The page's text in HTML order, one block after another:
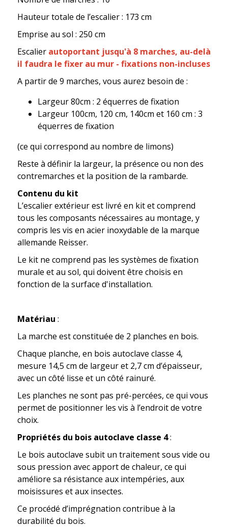
Hauteur totale de l’escalier : 173 cm
Emprise au sol : 250 cm
Escalier autoportant jusqu'à 8 marches, au-delà
il faudra le fixer au mur - fixations non-incluses
A partir de 9 marches, vous aurez besoin de :
Largeur 80cm : 2 équerres de fixation
Largeur 100cm, 120 cm, 140cm et 160 cm : 3
équerres de fixation
(ce qui correspond au nombre de limons)
Reste à définir la largeur, la présence ou non des
contremarches et la position de la rambarde.
Contenu du kit
L’escalier extérieur est livré en kit et comprend
tous les composants nécessaires au montage, y
compris les vis en acier inoxydable de la marque
allemande Reisser.
Le kit ne comprend pas les systèmes de fixation
murale et au sol, qui doivent être choisis en
fonction de la surface d'installation.
Matériau :
La marche est constituée de 2 planches en bois.
Chaque planche, en bois autoclave classe 4,
mesure 14,5 cm de largeur et 2,7 cm d’épaisseur,
avec un côté lisse et un côté rainuré.
Les planches ne sont pas pré-percées, ce qui vous
permet de positionner les vis à l’endroit de votre
choix.
Propriétés du bois autoclave classe 4:
Le bois autoclave subit un traitement sous vide ou
sous pression avec apport de chaleur, ce qui
améliore sa résistance aux intempéries, aux
moisissures et aux insectes.
Ce procédé d’imprégnation contribue à la
durabilité du bois.